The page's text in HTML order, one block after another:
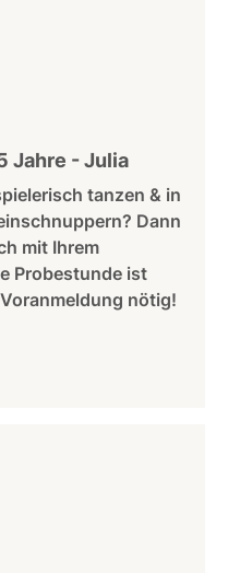
Jahre - Julia
tanzen & in
Dann
mit Ihrem
Probestunde ist
nötig!